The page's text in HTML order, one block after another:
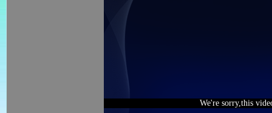
We're sorry,this